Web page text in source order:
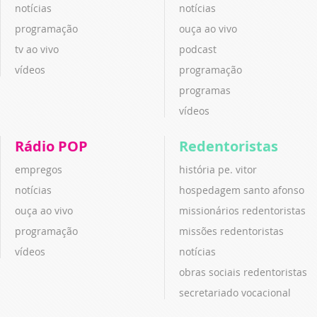
notícias
programação
tv ao vivo
vídeos
notícias
ouça ao vivo
podcast
programação
programas
vídeos
Rádio POP
empregos
notícias
ouça ao vivo
programação
vídeos
Redentoristas
história pe. vitor
hospedagem santo afonso
missionários redentoristas
missões redentoristas
notícias
obras sociais redentoristas
secretariado vocacional